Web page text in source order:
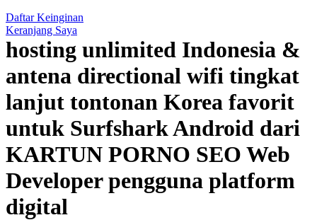
Philips Avent
Playgro
Ponycycle
Puma
Pureats
Q
Daftar Keinginan
Keranjang Saya
hosting unlimited Indonesia &
antena directional wifi tingkat
lanjut tontonan Korea favorit
untuk Surfshark Android dari
KARTUN PORNO SEO Web
Developer pengguna platform
digital